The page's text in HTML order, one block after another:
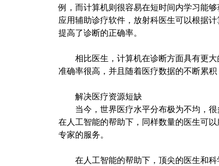
例，而计算机则很容易在短时间内学习能够
应用辅助诊疗软件，放射科医生可以根据
提高了诊断的正确率。
相比医生，计算机在诊断方面具有更大
准确率很高，并且随着医疗数据的不断累
解决医疗资源短缺
当今，世界医疗水平分布极为不均，很
在人工智能的帮助下，同样数量的医生可
专家的服务。
在人工智能的帮助下，顶尖的医生和科